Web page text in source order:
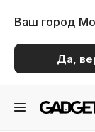
Ваш город
Да,